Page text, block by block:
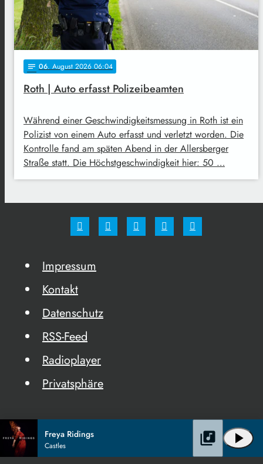
notes 06. August 2026 06:04
Roth | Auto erfasst Polizeibeamten
Während einer Geschwindigkeitsmessung in Roth ist ein
Polizist von einem Auto erfasst und verletzt worden. Die
Kontrolle fand am späten Abend in der Allersberger
Straße statt. Die Höchstgeschwindigkeit hier: 50 …
Impressum
Kontakt
Datenschutz
RSS-Feed
Radioplayer
Privatsphäre
Freya Ridings
Castles play_arrow
library_music